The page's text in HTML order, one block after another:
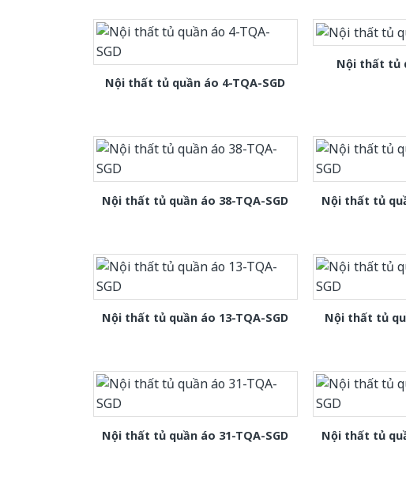
Nội thất tủ quần áo 4-TQA-SGD
Nội thất tủ
Nội thất tủ quần áo 38-TQA-SGD Nội thất tủ
Nội thất tủ quần áo 13-TQA-SGD Nội thất tủ
Nội thất tủ quần áo 31-TQA-SGD Nội thất tủ